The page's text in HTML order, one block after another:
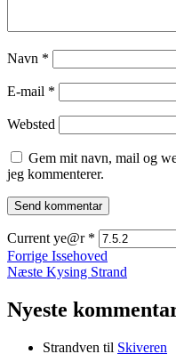
Navn *
E-mail *
Websted
Gem mit navn, mail og
jeg kommenterer.
Current ye@r *
Indlægsnavigation
Forrige Forrige
indlæg:
Issehoved
Næste Næste
Kysing Strand
Nyeste
Strandven til Skiveren